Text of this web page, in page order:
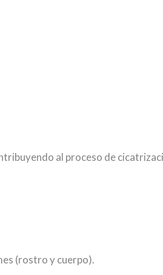
al proceso de
(rostro y cuerpo).